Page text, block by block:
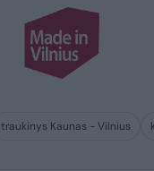
traukinys Kaunas - Vilnius